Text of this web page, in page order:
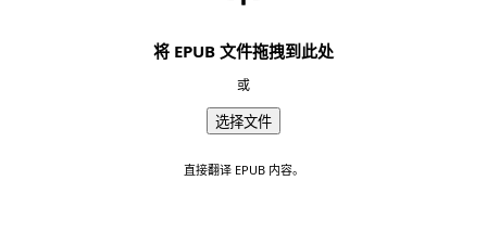
将 EPUB 文件拖拽到此处
或
选择文件
直接翻译 EPUB 内容。